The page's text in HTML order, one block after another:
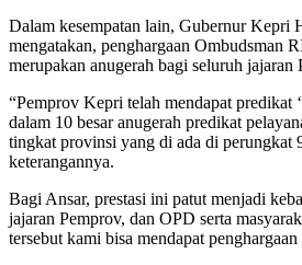
Dalam kesempatan lain, Gubernur Kepri
mengatakan, penghargaan Ombudsman
merupakan anugerah bagi seluruh jajaran
“Pemprov Kepri telah mendapat predikat
dalam 10 besar anugerah predikat
tingkat provinsi yang di ada di perungkat
keterangannya.
Bagi Ansar, prestasi ini patut menjadi
jajaran Pemprov, dan OPD serta
tersebut kami bisa mendapat